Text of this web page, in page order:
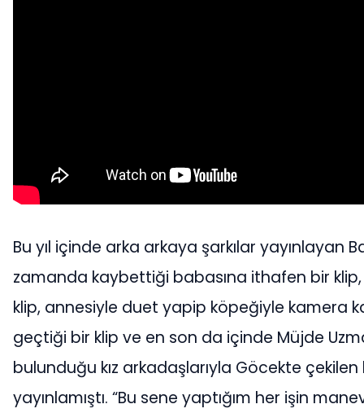
Bu yıl içinde arka arkaya şarkılar yayınlayan
zamanda kaybettiği babasına ithafen bir klip,
klip, annesiyle duet yapip köpeğiyle kamera
geçtiği bir klip ve en son da içinde Müjde
bulunduğu kız arkadaşlarıyla Göcekte çekilen
yayınlamıştı. “Bu sene yaptığım her işin